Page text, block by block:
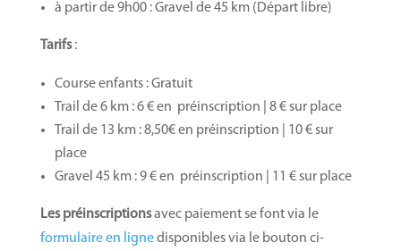
à partir de 9h00 : Gravel de 45 km (Départ libre)
Tarifs:
Course enfants : Gratuit
Trail de 6 km : 6 € en préinscription | 8 € sur place
Trail de 13 km : 8,50€ en préinscription | 10 € sur
place
Gravel 45 km : 9 € en préinscription | 11 € sur place
Les préinscriptionsavec paiement se font via le
formulaire en lignedisponibles via le bouton ci-